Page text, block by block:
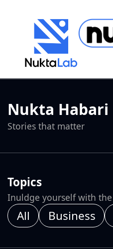
Nukta Habari
Stories that matter
Topics
Inuldge yourself with
All Business